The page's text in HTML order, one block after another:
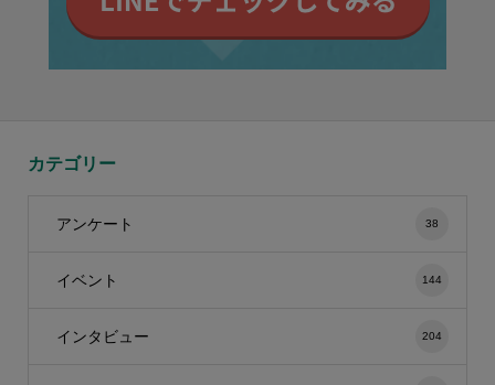
カテゴリー
アンケート 38
イベント 144
インタビュー 204